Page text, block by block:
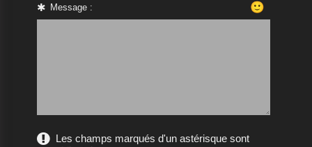
Message : 🙂
Les champs marqués d'un astérisque sont